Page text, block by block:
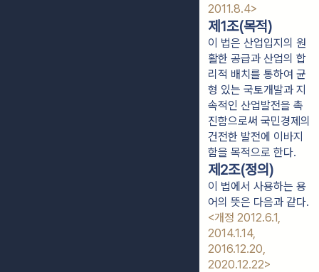
2011.8.4>
제1조(목적)
이 법은 산업입지의 원
활한 공급과 산업의 합
리적 배치를 통하여 균
형 있는 국토개발과 지
속적인 산업발전을 촉
진함으로써 국민경제의
건전한 발전에 이바지
함을 목적으로 한다.
제2조(정의)
이 법에서 사용하는 용
어의 뜻은 다음과 같다.
<개정 2012.6.1,
2014.1.14,
2016.12.20,
2020.12.22>